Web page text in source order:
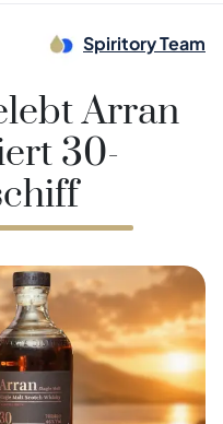
Spiritory Team
Arran
30-